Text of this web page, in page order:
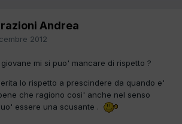
Andrea
2012
mi si puo' mancare di rispetto ?
lo rispetto a prescindere da quando e'
che ragiono cosi' anche nel senso
essere una scusante .